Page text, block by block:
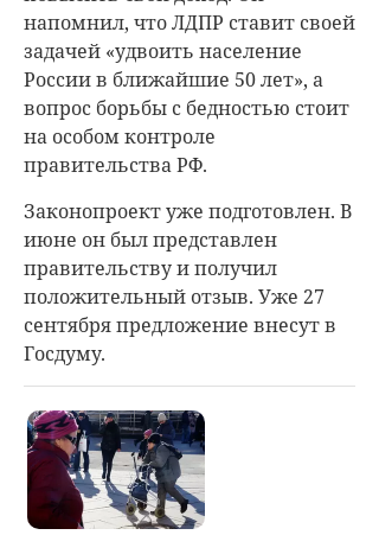
напомнил, что ЛДПР ставит своей
задачей «удвоить население
России в ближайшие 50 лет», а
вопрос борьбы с бедностью стоит
на особом контроле
правительства РФ.
Законопроект уже подготовлен. В
июне он был представлен
правительству и получил
положительный отзыв. Уже 27
сентября предложение внесут в
Госдуму.